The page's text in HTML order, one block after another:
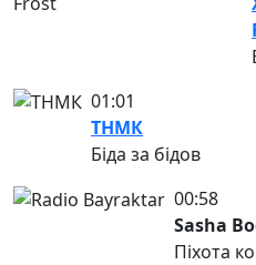
01:01
ТНМК
Біда за бідов
00:58
Sasha
Піхота